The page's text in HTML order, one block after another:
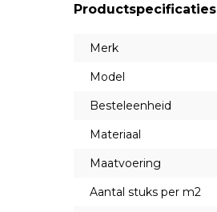
Productspecificaties
Merk
Model
Besteleenheid
Materiaal
Maatvoering
Aantal stuks per m2